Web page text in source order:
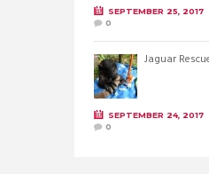
SEPTEMBER 25, 2017
0
Jaguar
SEPTEMBER 24, 2017
0